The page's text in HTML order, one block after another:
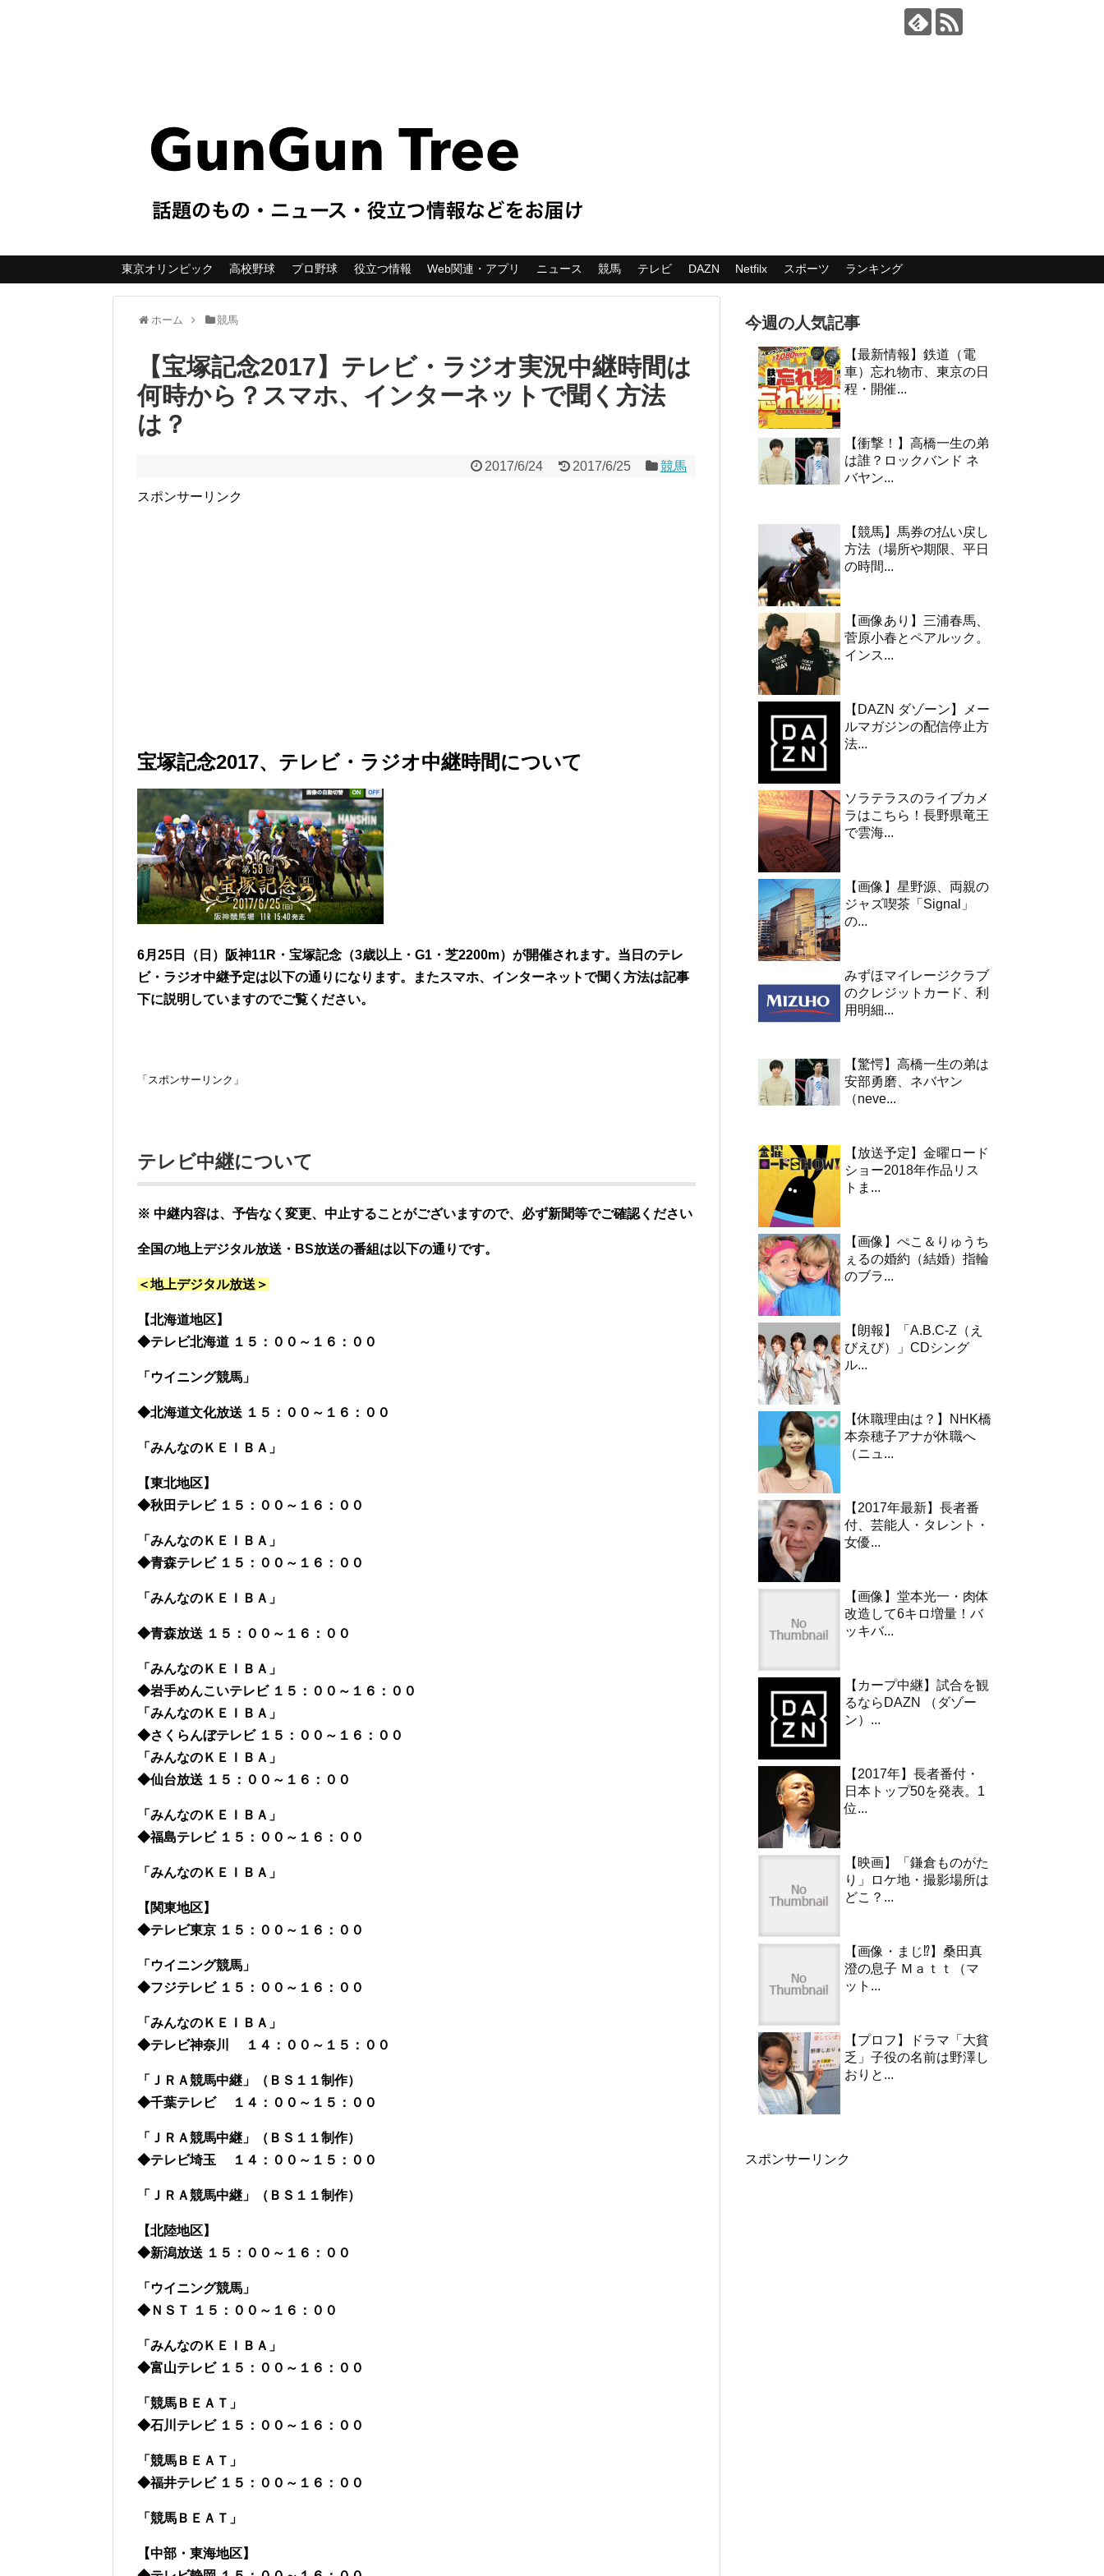
東京オリンピック 高校野球 プロ野球 役立つ情報 Web関連・アプリ ニュース 競馬 テレビ DAZN Netfilx スポーツ ランキング
ホーム 競馬
【宝塚記念2017】テレビ・ラジオ実況中継時間は
何時から？スマホ、インターネットで聞く方法
は？
2017/6/24 2017/6/25 競馬
スポンサーリンク
宝塚記念2017、テレビ・ラジオ中継時間について
6月25日（日）阪神11R・宝塚記念（3歳以上・G1・芝2200m）が開催されます。当日のテレ
ビ・ラジオ中継予定は以下の通りになります。またスマホ、インターネットで聞く方法は記事
下に説明していますのでご覧ください。
「スポンサーリンク」
テレビ中継について
※ 中継内容は、予告なく変更、中止することがございますので、必ず新聞等でご確認ください
全国の地上デジタル放送・BS放送の番組は以下の通りです。
＜地上デジタル放送＞
【北海道地区】
◆テレビ北海道 １５：００～１６：００
「ウイニング競馬」
◆北海道文化放送 １５：００～１６：００
「みんなのＫＥＩＢＡ」
【東北地区】
◆秋田テレビ １５：００～１６：００
「みんなのＫＥＩＢＡ」
◆青森テレビ １５：００～１６：００
「みんなのＫＥＩＢＡ」
◆青森放送 １５：００～１６：００
「みんなのＫＥＩＢＡ」
◆岩手めんこいテレビ １５：００～１６：００
「みんなのＫＥＩＢＡ」
◆さくらんぼテレビ １５：００～１６：００
「みんなのＫＥＩＢＡ」
◆仙台放送 １５：００～１６：００
「みんなのＫＥＩＢＡ」
◆福島テレビ １５：００～１６：００
「みんなのＫＥＩＢＡ」
【関東地区】
◆テレビ東京 １５：００～１６：００
「ウイニング競馬」
◆フジテレビ １５：００～１６：００
「みんなのＫＥＩＢＡ」
◆テレビ神奈川 １４：００～１５：００
「ＪＲＡ競馬中継」（ＢＳ１１制作）
◆千葉テレビ １４：００～１５：００
「ＪＲＡ競馬中継」（ＢＳ１１制作）
◆テレビ埼玉 １４：００～１５：００
「ＪＲＡ競馬中継」（ＢＳ１１制作）
【北陸地区】
◆新潟放送 １５：００～１６：００
「ウイニング競馬」
◆ＮＳＴ １５：００～１６：００
「みんなのＫＥＩＢＡ」
◆富山テレビ １５：００～１６：００
「競馬ＢＥＡＴ」
◆石川テレビ １５：００～１６：００
「競馬ＢＥＡＴ」
◆福井テレビ １５：００～１６：００
「競馬ＢＥＡＴ」
【中部・東海地区】
今週の人気記事
【最新情報】鉄道（電
車）忘れ物市、東京の日
程・開催...
【衝撃！】高橋一生の弟
は誰？ロックバンド ネ
バヤン...
【競馬】馬券の払い戻し
方法（場所や期限、平日
の時間...
【画像あり】三浦春馬、
菅原小春とペアルック。
インス...
【DAZN ダゾーン】メー
ルマガジンの配信停止方
法...
ソラテラスのライブカメ
ラはこちら！長野県竜王
で雲海...
【画像】星野源、両親の
ジャズ喫茶「Signal」
の...
みずほマイレージクラブ
のクレジットカード、利
用明細...
【驚愕】高橋一生の弟は
安部勇磨、ネバヤン
（neve...
【放送予定】金曜ロード
ショー2018年作品リス
トま...
【画像】ぺこ＆りゅうち
ぇるの婚約（結婚）指輪
のブラ...
【朗報】「A.B.C-Z（え
びえび）」CDシング
ル...
【休職理由は？】NHK橋
本奈穂子アナが休職へ
（ニュ...
【2017年最新】長者番
付、芸能人・タレント・
女優...
【画像】堂本光一・肉体
改造して6キロ増量！バ
ッキバ...
【カープ中継】試合を観
るならDAZN （ダゾー
ン）...
【2017年】長者番付・
日本トップ50を発表。1
位...
【映画】「鎌倉ものがた
り」ロケ地・撮影場所は
どこ？...
【画像・まじ⁉︎】桑田真
澄の息子 Ｍａｔｔ（マ
ット...
【プロフ】ドラマ「大貧
乏」子役の名前は野澤し
おりと...
スポンサーリンク